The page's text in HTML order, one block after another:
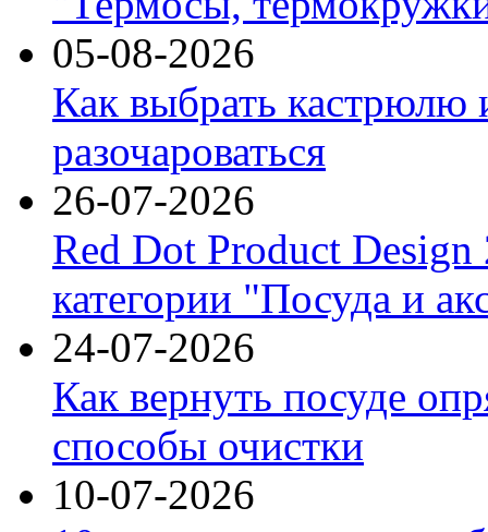
05-08-2026
Как выбрать кастрюлю
разочароваться
26-07-2026
Red Dot Product Design
категории "Посуда и
24-07-2026
Как вернуть посуде
способы очистки
10-07-2026